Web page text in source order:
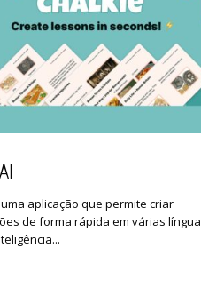
aplicação que permite criar
de forma rápida em várias